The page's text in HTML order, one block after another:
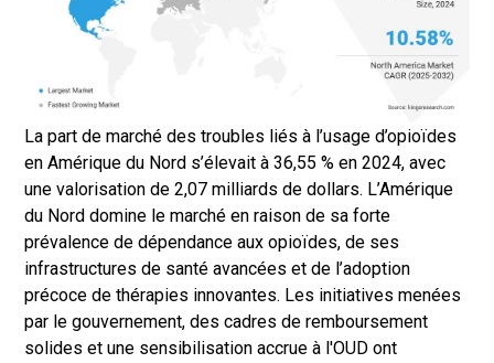
La part de marché des troubles liés à l’usage d’opioïdes
en Amérique du Nord s’élevait à 36,55 % en 2024, avec
une valorisation de 2,07 milliards de dollars. L’Amérique
du Nord domine le marché en raison de sa forte
prévalence de dépendance aux opioïdes, de ses
infrastructures de santé avancées et de l’adoption
précoce de thérapies innovantes. Les initiatives menées
par le gouvernement, des cadres de remboursement
solides et une sensibilisation accrue à l'OUD ont